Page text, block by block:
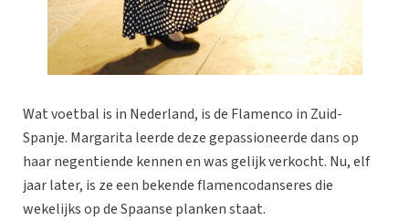
Wat voetbal is in Nederland, is de Flamenco in Zuid-
Spanje. Margarita leerde deze gepassioneerde dans op
haar negentiende kennen en was gelijk verkocht. Nu, elf
jaar later, is ze een bekende flamencodanseres die
wekelijks op de Spaanse planken staat.